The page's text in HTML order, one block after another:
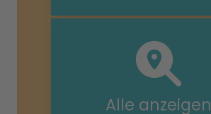
Alle anzeigen